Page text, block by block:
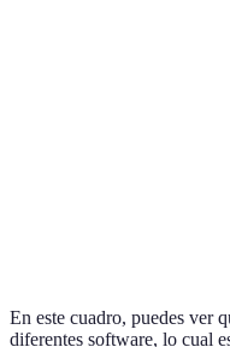
En este cuadro, puedes ver
diferentes software, lo cual